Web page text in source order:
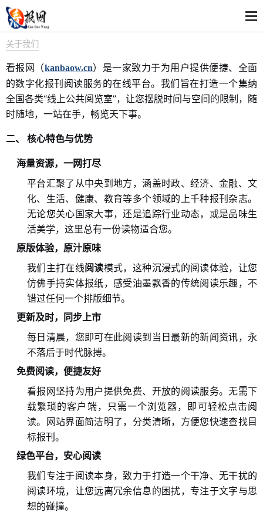
关于我们
看报网（kanbaow.cn）是一家致力于为用户提供便捷、全面
的数字化报刊阅读服务的在线平台。我们旨在打造一个集纳
全国各类“线上公共阅览室”，让您摆脱时间与空间的限制，随
时随地，一站在手，畅览天下事。
二、 核心特色与优势
海量资源，一网打尽
平台汇聚了从中央到地方，涵盖时政、经济、金融、文
化、生活、健康、教育等多个领域的上千种报刊杂志。
无论您关心国家大事，还是追踪行业动态，或是品味生
活美学，这里总有一份读物适合您。
原版体验，原汁原味
我们主打在线阅读模式，这种沉浸式的阅读体验，让您
仿佛手持实体报纸，感受油墨飘香的传统阅读乐趣，不
错过任何一个排版细节。
更新及时，同步上市
每日清晨，您即可在此阅读到当日最新的新闻资讯，永
不落后于时代脉搏。
免费阅读，便捷友好
看报网坚持为用户提供免费、开放的阅读服务。无需下
载繁琐的客户端，只需一个浏览器，即可轻松点击阅
读。网站界面简洁明了，分类清晰，方便您快速查找目
标报刊。
绿色平台，安心阅读
我们专注于阅读本身，致力于打造一个干净、无干扰的
阅读环境，让您远离冗余信息的困扰，专注于文字与思
想的碰撞。